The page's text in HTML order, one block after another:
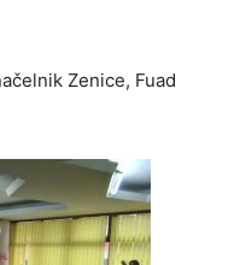
Zenice, Fuad